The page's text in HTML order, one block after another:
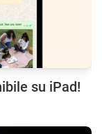
su iPad!